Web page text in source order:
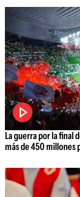
La guerra por la final
más de 450 millones